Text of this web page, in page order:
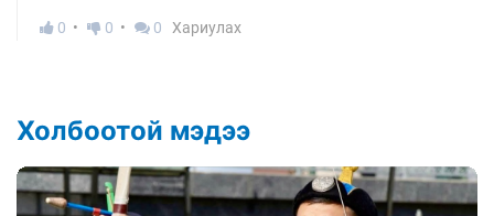
0
0 0 Хариулах
Холбоотой мэдээ